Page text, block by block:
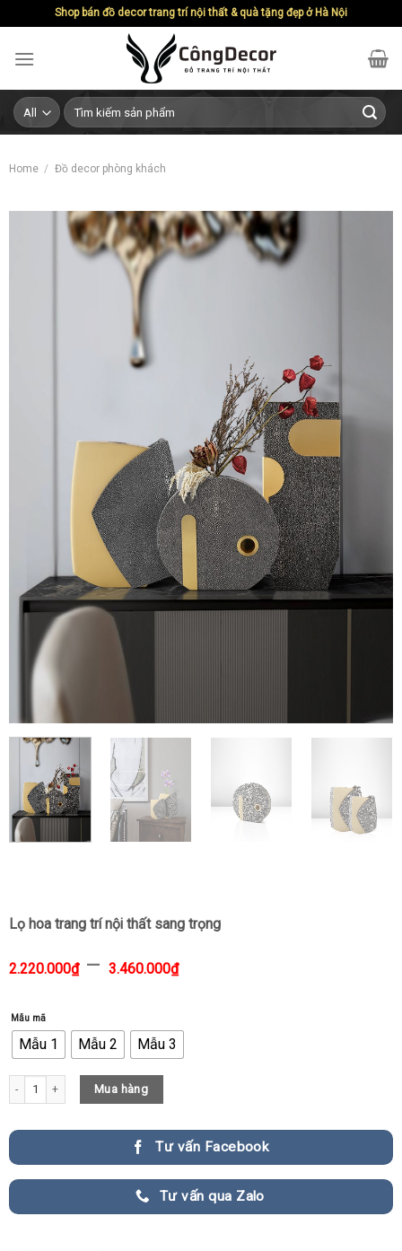
content
Shop bán đồ decor trang trí nội thất & quà tặng đẹp ở Hà Nội
Search
for:
Home / Đồ decor phòng khách
Lọ hoa trang trí nội thất sang trọng
2.220.000₫– 3.460.000₫
Mẫu mã
Mẫu 1 Mẫu 2 Mẫu 3
Lọ hoa trang trí nội thất sang trọng quantity
Mua hàng
Tư vấn Facebook
Tư vấn qua Zalo